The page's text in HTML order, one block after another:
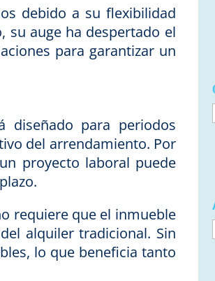
debido a su flexibilidad
su auge ha despertado el
para garantizar un
diseñado para periodos
del arrendamiento. Por
proyecto laboral puede
requiere que el inmueble
alquiler tradicional. Sin
lo que beneficia tanto